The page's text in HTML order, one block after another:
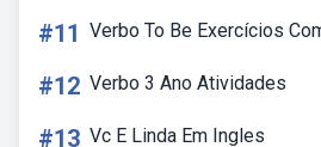
#11 Verbo To Be Exercícios
#12 Verbo 3 Ano Atividades
#13 Vc E Linda Em Ingles